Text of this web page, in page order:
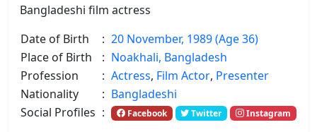
Bangladeshi film actress
Date of Birth
: 20 November, 1989 (Age 36)
Place of Birth
: Noakhali, Bangladesh
Profession
: Actress, Film Actor, Presenter
Nationality
: Bangladeshi
Social Profiles : Facebook Twitter Instagram